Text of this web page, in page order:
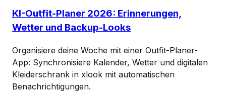
KI-Outfit-Planer 2026: Erinnerungen,
Wetter und Backup-Looks
Organisiere deine Woche mit einer Outfit-Planer-
App: Synchronisiere Kalender, Wetter und digitalen
Kleiderschrank in xlook mit automatischen
Benachrichtigungen.